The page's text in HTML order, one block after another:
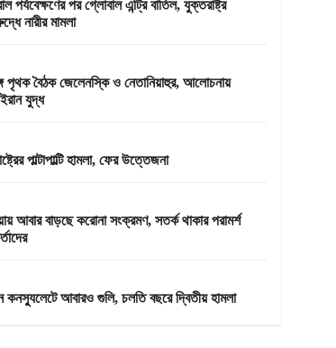
পর্যবেক্ষণের পর গ্লোবাল এন্ট্রি বাতিল, যুক্তরাষ্ট্র
নারীর মামলা
পৃথক বৈঠক জেলেনস্কি ও নেতানিয়াহুর, আলোচনায়
যুদ্ধ
পাল্টাপাল্টি হামলা, ফের উত্তেজনা
আবার বাড়ছে করোনা সংক্রমণ, সতর্ক থাকার পরামর্শ
কনস্যুলেটে আবারও গুলি, চলতি বছরে দ্বিতীয় হামলা